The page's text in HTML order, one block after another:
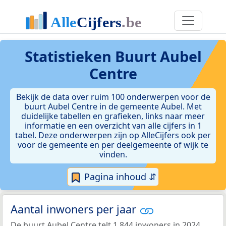
Statistieken Buurt Aubel
Centre
Bekijk de data over ruim 100 onderwerpen voor de
buurt Aubel Centre in de gemeente Aubel. Met
duidelijke tabellen en grafieken, links naar meer
informatie en een overzicht van alle cijfers in 1
tabel. Deze onderwerpen zijn op AlleCijfers ook per
voor de gemeente en per deelgemeente of wijk te
vinden.
Pagina inhoud ⇵
Aantal inwoners per jaar